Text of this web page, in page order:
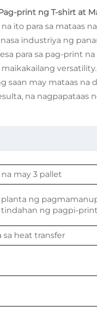
print ng T-shirt at
ito para sa mataas
industriya ng
para sa pag-print
saan may mataas na
na nagpapataas
may 3 pallet
ng
ng pagpi-
sa heat transfer